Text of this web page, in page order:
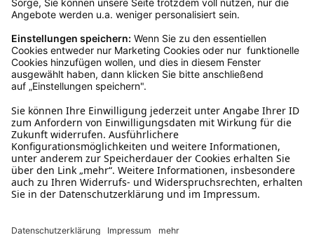
Wie funktioniert die
Rücksendung?
Bitte fülle das Rücksendeformular aus. Dieses
findest du online. Verpacke die Artikel
anschließend sicher und klebe das
Rücksendeetikett auf das Paket. Dieses kannst du
dir in deinem Kundenkonto anfordern. Hast du als
Gast bestellt, schreibe uns eine Email an
verkauf@schecker.de oder rufe zu unseren
Servicezeiten an, dann lassen wir dir ein